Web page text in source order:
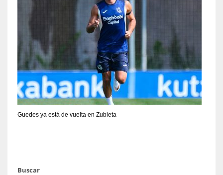
Guedes ya está de vuelta en Zubieta
Buscar